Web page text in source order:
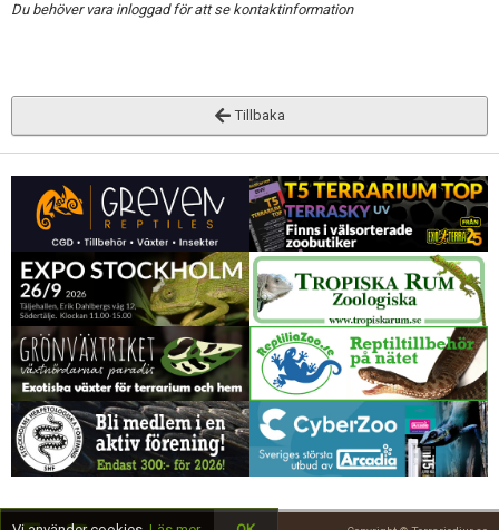
Du behöver vara inloggad för att se kontaktinformation
Tillbaka